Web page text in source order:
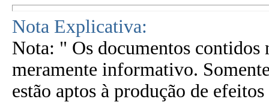
Nota Explicativa:
Nota: " Os documentos contidos
meramente informativo.
estão aptos à produção de